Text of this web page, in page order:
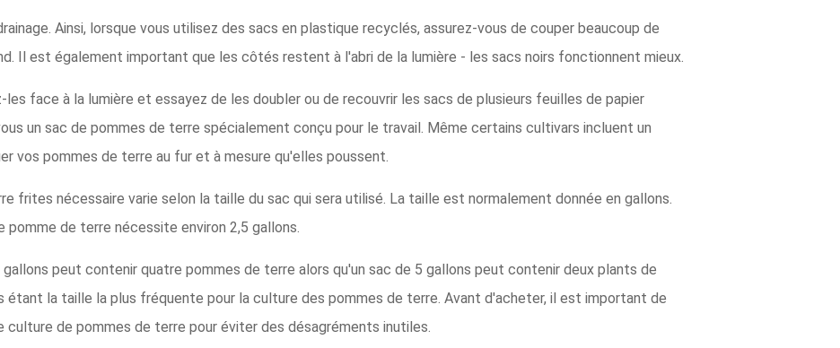
Ainsi, lorsque vous utilisez des sacs en plastique recyclés, assurez-vous de couper beaucoup de
Il est également important que les côtés restent à l'abri de la lumière - les sacs noirs fonctionnent mieux.
face à la lumière et essayez de les doubler ou de recouvrir les sacs de plusieurs feuilles de papier
un sac de pommes de terre spécialement conçu pour le travail. Même certains cultivars incluent un
vos pommes de terre au fur et à mesure qu'elles poussent.
frites nécessaire varie selon la taille du sac qui sera utilisé. La taille est normalement donnée en gallons.
pomme de terre nécessite environ 2,5 gallons.
gallons peut contenir quatre pommes de terre alors qu'un sac de 5 gallons peut contenir deux plants de
étant la taille la plus fréquente pour la culture des pommes de terre. Avant d'acheter, il est important de
de pommes de terre pour éviter des désagréments inutiles.